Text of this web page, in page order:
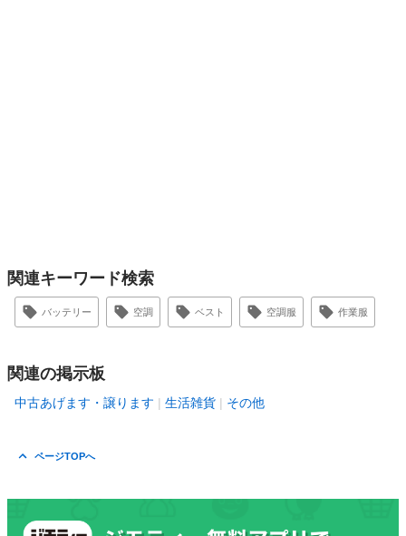
関連キーワード検索
バッテリー 空調 ベスト 空調服 作業服
関連の掲示板
中古あげます・譲ります 生活雑貨 その他
ページTOPへ